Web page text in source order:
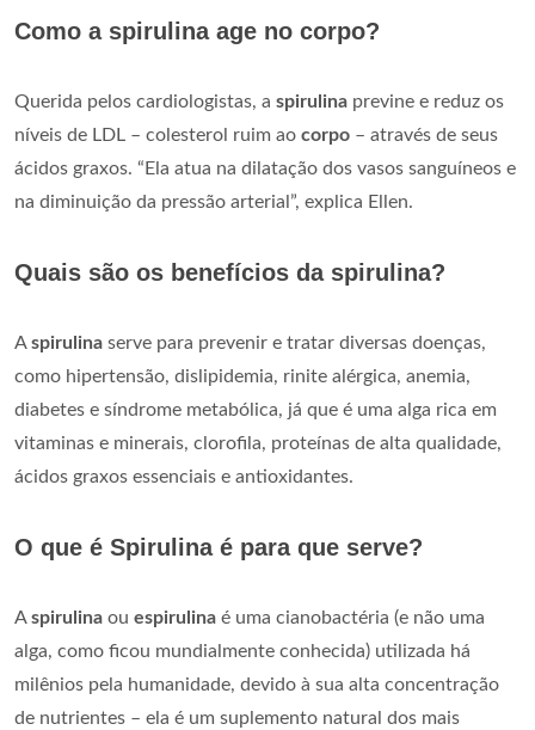
Como a spirulina age no corpo?
Querida pelos cardiologistas, a spirulina previne e reduz os
níveis de LDL – colesterol ruim ao corpo – através de seus
ácidos graxos. “Ela atua na dilatação dos vasos sanguíneos e
na diminuição da pressão arterial”, explica Ellen.
Quais são os benefícios da spirulina?
Aspirulina serve para prevenir e tratar diversas doenças,
como hipertensão, dislipidemia, rinite alérgica, anemia,
diabetes e síndrome metabólica, já que é uma alga rica em
vitaminas e minerais, clorofila, proteínas de alta qualidade,
ácidos graxos essenciais e antioxidantes.
O que é Spirulina é para que serve?
Aspirulina ou espirulina é uma cianobactéria (e não uma
alga, como ficou mundialmente conhecida) utilizada há
milênios pela humanidade, devido à sua alta concentração
de nutrientes – ela é um suplemento natural dos mais